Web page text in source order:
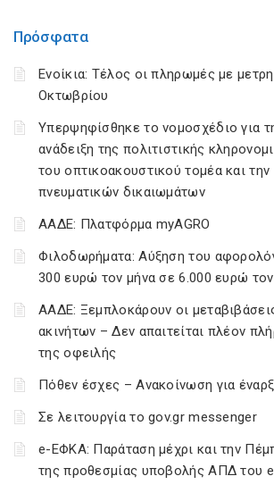
Πρόσφατα
Ενοίκια: Τέλος οι πληρωμές με
Οκτωβρίου
Υπερψηφίσθηκε το νομοσχέδιο για
ανάδειξη της πολιτιστικής
του οπτικοακουστικού τομέα και
πνευματικών δικαιωμάτων
ΑΑΔΕ: Πλατφόρμα myAGRO
Φιλοδωρήματα: Αύξηση του
300 ευρώ τον μήνα σε 6.000 ευρώ
ΑΑΔΕ: Ξεμπλοκάρουν οι
ακινήτων – Δεν απαιτείται πλέον
της οφειλής
Πόθεν έσχες – Ανακοίνωση για
Σε λειτουργία το gov.gr messenger
e-ΕΦΚΑ: Παράταση μέχρι και την
της προθεσμίας υποβολής ΑΠΔ του